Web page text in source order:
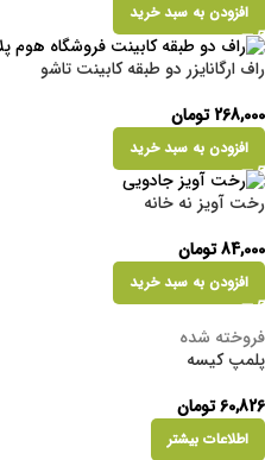
افزودن به سبد خرید
راف ارگانایزر دو طبقه کابینت تاشو
268,000تومان
افزودن به سبد خرید
رخت آویز نه خانه
84,000تومان
افزودن به سبد خرید
فروخته شده
پلمپ کیسه
60,826تومان
اطلاعات بیشتر